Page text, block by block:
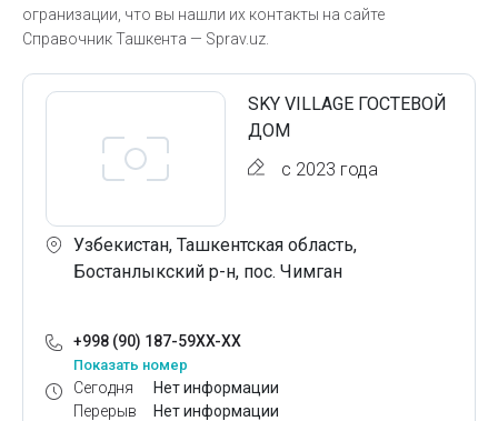
огранизации, что вы нашли их контакты на сайте
Справочник Ташкента — Sprav.uz.
SKY VILLAGE ГОСТЕВОЙ
ДОМ
с 2023 года
Узбекистан, Ташкентская область,
Бостанлыкский р-н, пос. Чимган
+998 (90) 187-59XX-XX
Показать номер
Сегодня
Перерыв
Нет информации
Нет информации